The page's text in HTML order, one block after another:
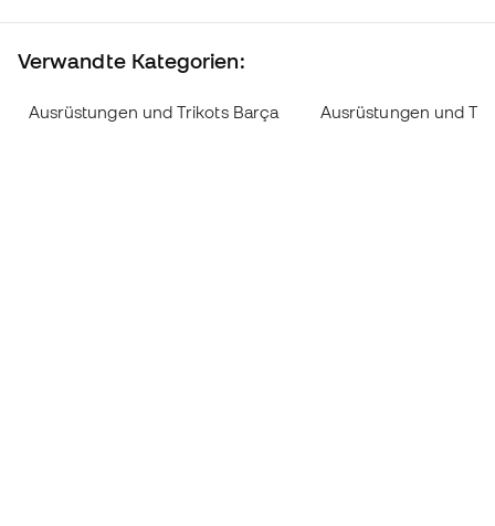
Verwandte Kategorien:
Ausrüstungen und Trikots Barça Ausrüstungen und